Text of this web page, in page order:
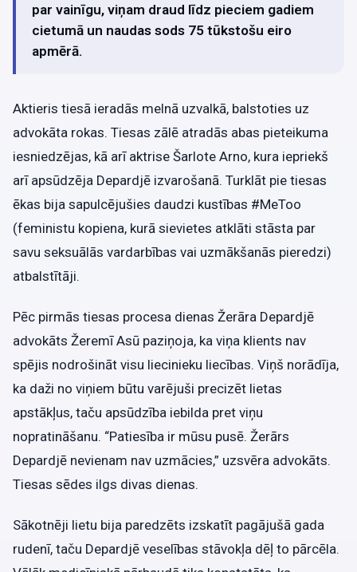
par vainīgu, viņam draud līdz pieciem gadiem
cietumā un naudas sods 75 tūkstošu eiro
apmērā.
Aktieris tiesā ieradās melnā uzvalkā, balstoties uz
advokāta rokas. Tiesas zālē atradās abas pieteikuma
iesniedzējas, kā arī aktrise Šarlote Arno, kura iepriekš
arī apsūdzēja Depardjē izvarošanā. Turklāt pie tiesas
ēkas bija sapulcējušies daudzi kustības #MeToo
(feministu kopiena, kurā sievietes atklāti stāsta par
savu seksuālās vardarbības vai uzmākšanās pieredzi)
atbalstītāji.
Pēc pirmās tiesas procesa dienas Žerāra Depardjē
advokāts Žeremī Asū paziņoja, ka viņa klients nav
spējis nodrošināt visu liecinieku liecības. Viņš norādīja,
ka daži no viņiem būtu varējuši precizēt lietas
apstākļus, taču apsūdzība iebilda pret viņu
nopratināšanu. “Patiesība ir mūsu pusē. Žerārs
Depardjē nevienam nav uzmācies,” uzsvēra advokāts.
Tiesas sēdes ilgs divas dienas.
Sākotnēji lietu bija paredzēts izskatīt pagājušā gada
rudenī, taču Depardjē veselības stāvokļa dēļ to pārcēla.